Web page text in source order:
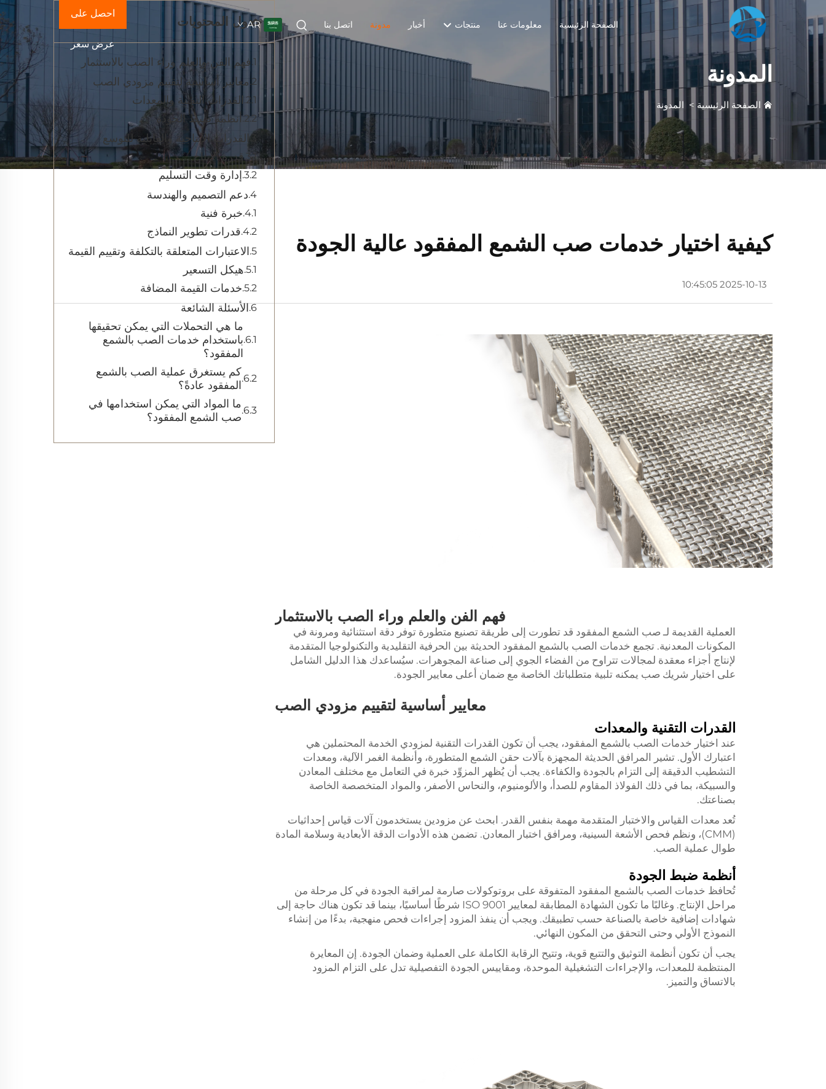
الصفحة الرئيسية معلومات عنا منتجات أخبار مدونة اتصل بنا AR
احصل على
عرض سعر
المدونة
الصفحة الرئيسية > المدونة
كيفية اختيار خدمات صب الشمع المفقود عالية الجودة
2025-10-13 10:45:05
فهم الفن والعلم وراء الصب بالاستثمار
العملية القديمة لـ صب الشمع المفقود قد تطورت إلى طريقة تصنيع متطورة توفر دقة استثنائية ومرونة في
المكونات المعدنية. تجمع خدمات الصب بالشمع المفقود الحديثة بين الحرفية التقليدية والتكنولوجيا المتقدمة
لإنتاج أجزاء معقدة لمجالات تتراوح من الفضاء الجوي إلى صناعة المجوهرات. سيُساعدك هذا الدليل الشامل
على اختيار شريك صب يمكنه تلبية متطلباتك الخاصة مع ضمان أعلى معايير الجودة.
معايير أساسية لتقييم مزودي الصب
القدرات التقنية والمعدات
عند اختيار خدمات الصب بالشمع المفقود، يجب أن تكون القدرات التقنية لمزودي الخدمة المحتملين هي
اعتبارك الأول. تشير المرافق الحديثة المجهزة بآلات حقن الشمع المتطورة، وأنظمة الغمر الآلية، ومعدات
التشطيب الدقيقة إلى التزام بالجودة والكفاءة. يجب أن يُظهر المزوِّد خبرة في التعامل مع مختلف المعادن
والسبيكة، بما في ذلك الفولاذ المقاوم للصدأ، والألومنيوم، والنحاس الأصفر، والمواد المتخصصة الخاصة
بصناعتك.
تُعد معدات القياس والاختبار المتقدمة مهمة بنفس القدر. ابحث عن مزودين يستخدمون آلات قياس إحداثيات
(CMM)، ونظم فحص الأشعة السينية، ومرافق اختبار المعادن. تضمن هذه الأدوات الدقة الأبعادية وسلامة المادة
طوال عملية الصب.
أنظمة ضبط الجودة
تُحافظ خدمات الصب بالشمع المفقود المتفوقة على بروتوكولات صارمة لمراقبة الجودة في كل مرحلة من
مراحل الإنتاج. وغالبًا ما تكون الشهادة المطابقة لمعايير ISO 9001 شرطًا أساسيًا، بينما قد تكون هناك حاجة إلى
شهادات إضافية خاصة بالصناعة حسب تطبيقك. ويجب أن ينفذ المزود إجراءات فحص منهجية، بدءًا من إنشاء
النموذج الأولي وحتى التحقق من المكون النهائي.
يجب أن تكون أنظمة التوثيق والتتبع قوية، وتتيح الرقابة الكاملة على العملية وضمان الجودة. إن المعايرة
المنتظمة للمعدات، والإجراءات التشغيلية الموحدة، ومقاييس الجودة التفصيلية تدل على التزام المزود
بالاتساق والتميز.
جدول المحتويات
فهم الفن والعلم وراء الصب بالاستثمار
معايير أساسية لتقييم مزودي الصب
القدرات التقنية والمعدات
أنظمة ضبط الجودة
القدرات الإنتاجية والقابلية للتوسع
قدرة الإنتاج
إدارة وقت التسليم
دعم التصميم والهندسة
خبرة فنية
قدرات تطوير النماذج
الاعتبارات المتعلقة بالتكلفة وتقييم القيمة
هيكل التسعير
خدمات القيمة المضافة
الأسئلة الشائعة
ما هي التحملات التي يمكن تحقيقها
باستخدام خدمات الصب بالشمع
المفقود؟
كم يستغرق عملية الصب بالشمع
المفقود عادةً؟
ما المواد التي يمكن استخدامها في
صب الشمع المفقود؟